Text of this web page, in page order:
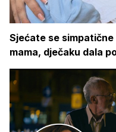
Sjećate se
mama, dječaku dala